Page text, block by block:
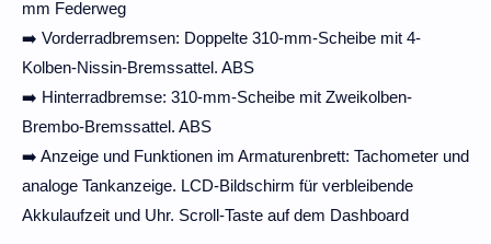
mm Federweg
➡️ Vorderradbremsen: Doppelte 310-mm-Scheibe mit 4-
Kolben-Nissin-Bremssattel. ABS
➡️ Hinterradbremse: 310-mm-Scheibe mit Zweikolben-
Brembo-Bremssattel. ABS
➡️ Anzeige und Funktionen im Armaturenbrett: Tachometer und
analoge Tankanzeige. LCD-Bildschirm für verbleibende
Akkulaufzeit und Uhr. Scroll-Taste auf dem Dashboard